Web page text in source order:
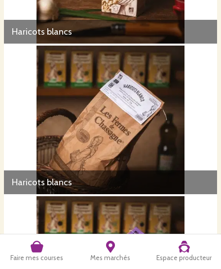
Faire mes courses Mes marchés Espace producteur
Haricots blancs
Haricots blancs